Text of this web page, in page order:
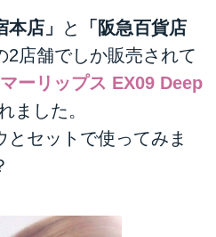
本店」 と
「阪急百貨店
2店舗でしか販売されて
ーリップス EX09 Deep
ました。
とセットで使ってみま